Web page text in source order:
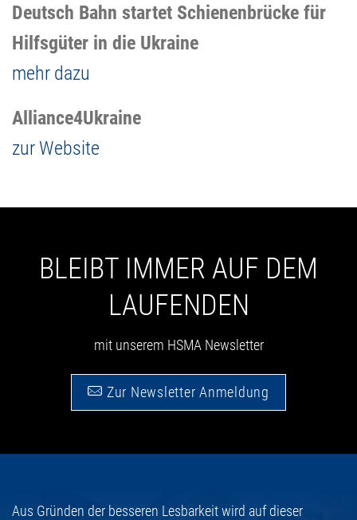
Deutsch Bahn startet Schienenbrücke für
Hilfsgüter in die Ukraine
mehr dazu
Alliance4Ukraine
zur Website
BLEIBT IMMER AUF DEM
LAUFENDEN
mit unserem HSMA Newsletter
Zur Newsletter Anmeldung
Aus Gründen der besseren Lesbarkeit wird auf dieser